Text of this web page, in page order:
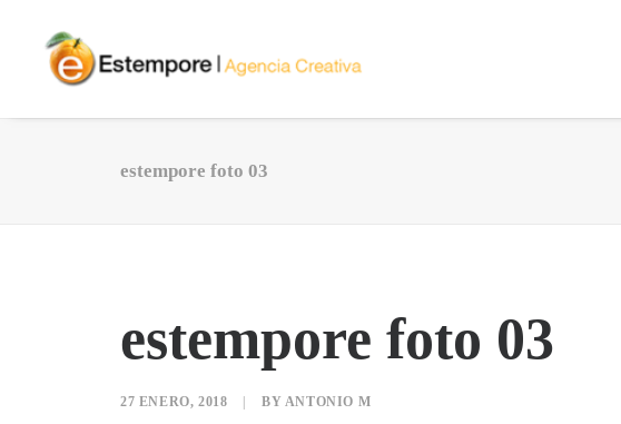
estempore foto 03
estempore foto 03
27 ENERO, 2018 BY ANTONIO M